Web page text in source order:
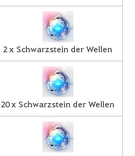
2 x Schwarzstein der Wellen
20 x Schwarzstein der Wellen